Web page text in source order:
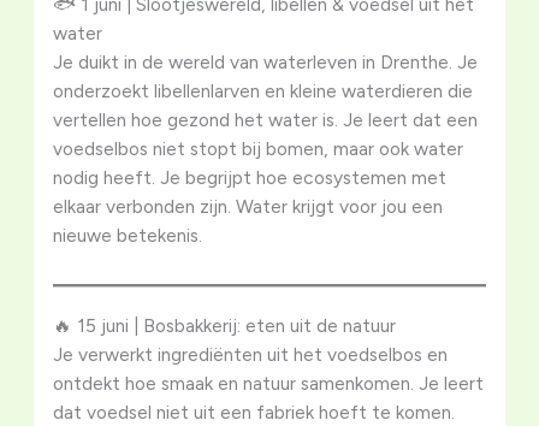
🐟 1 juni | Slootjeswereld, libellen & voedsel uit het
water
Je duikt in de wereld van waterleven in Drenthe. Je
onderzoekt libellenlarven en kleine waterdieren die
vertellen hoe gezond het water is. Je leert dat een
voedselbos niet stopt bij bomen, maar ook water
nodig heeft. Je begrijpt hoe ecosystemen met
elkaar verbonden zijn. Water krijgt voor jou een
nieuwe betekenis.
🔥 15 juni | Bosbakkerij: eten uit de natuur
Je verwerkt ingrediënten uit het voedselbos en
ontdekt hoe smaak en natuur samenkomen. Je leert
dat voedsel niet uit een fabriek hoeft te komen.